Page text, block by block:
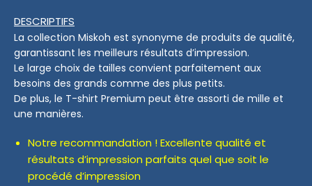
DESCRIPTIFS
La collection Miskoh est synonyme de produits de qualité,
garantissant les meilleurs résultats d’impression.
Le large choix de tailles convient parfaitement aux
besoins des grands comme des plus petits.
De plus, le T-shirt Premium peut être assorti de mille et
une manières.
Notre recommandation ! Excellente qualité et
résultats d’impression parfaits quel que soit le
procédé d’impression